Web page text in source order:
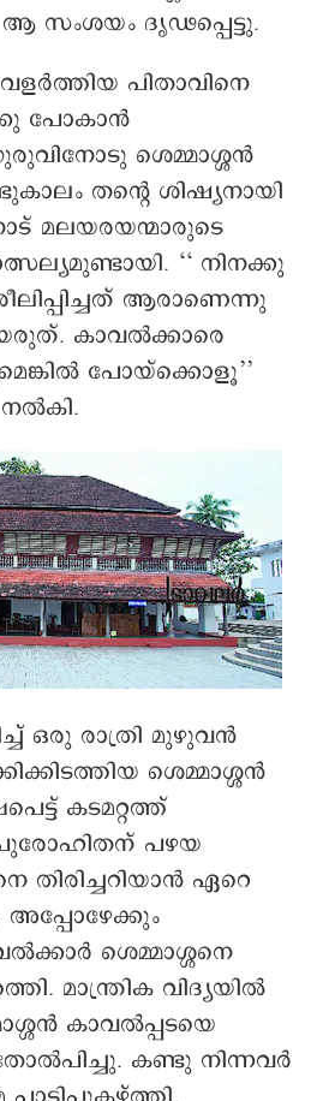
സംശയം ദൃഢപ്പെട്ടു.
പിതാവിനെ
പോകാൻ
ശെമ്മാശ്ശൻ
തന്റെ ശിഷ്യനായി
മലയരയന്മാരുടെ
‘‘ നിനക്കു
ആരാണെന്നു
കാവൽക്കാരെ
പോയ്ക്കൊളൂ’’
ഒരു രാത്രി മുഴുവൻ
ശെമ്മാശ്ശൻ
കടമറ്റത്ത്
പഴയ
തിരിച്ചറിയാൻ ഏറെ
അപ്പോഴേക്കും
ശെമ്മാശ്ശനെ
മാന്ത്രിക വിദ്യയിൽ
കാവൽപ്പടയെ
തോൽപിച്ചു. കണ്ടു നിന്നവർ